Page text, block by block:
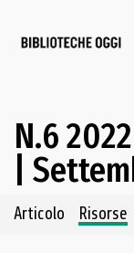
N.6
|
Navigazione dei
Articolo Risorse